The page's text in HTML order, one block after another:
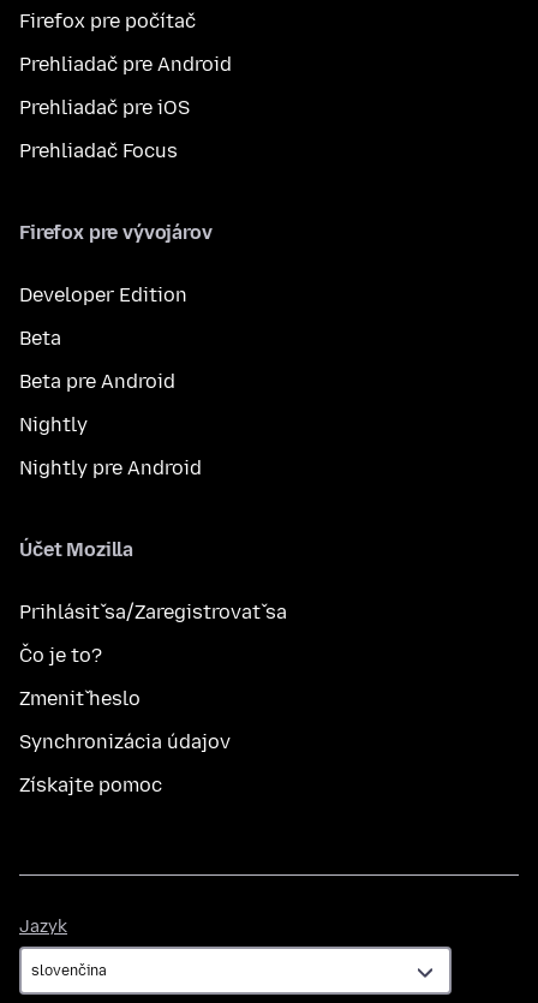
Firefox pre počítač
Prehliadač pre Android
Prehliadač pre iOS
Prehliadač Focus
Firefox pre vývojárov
Developer Edition
Beta
Beta pre Android
Nightly
Nightly pre Android
Účet Mozilla
Prihlásiť sa/Zaregistrovať sa
Čo je to?
Zmeniť heslo
Synchronizácia údajov
Získajte pomoc
Jazyk